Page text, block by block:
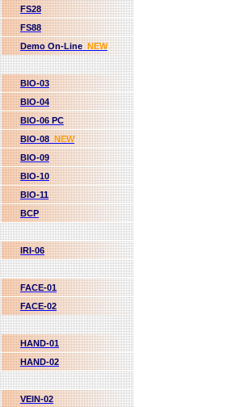
FS28
FS88
Demo On-LineNEW
BIO-03
BIO-04
BIO-06 PC
BIO-08NEW
BIO-09
BIO-10
BIO-11
BCP
IRI-06
FACE-01
FACE-02
HAND-01
HAND-02
VEIN-02